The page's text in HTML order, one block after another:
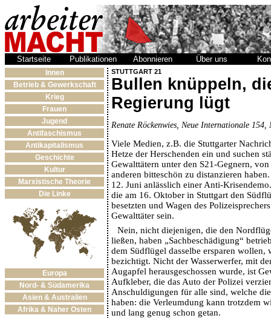
Startseite Publikationen Abonnieren Über uns
Innen
Betrieb & Gewerkschaft
Krieg
Frauen
Jugend
Antifaschismus
Antikapitalismus
Geschichte
Kultur
Marxistische Theorie
Die Linke
Europa
Nord- & Südamerika
Asien & Australien
Afrika & Naher Osten
STUTTGART 21
Bullen knüppeln,
Regierung lügt
Renate Röckenwies, Neue Internationale 154,
Viele Medien, z.B. die Stuttgarter
Hetze der Herschenden ein und suchen
Gewalttätern unter den S21-Gegnern,
anderen bitteschön zu distanzieren
12. Juni anlässlich einer Anti-
die am 16. Oktober in Stuttgart den
besetzten und Wagen des
Gewalttäter sein.
Nein, nicht diejenigen, die den
ließen, haben „Sachbeschädigung“
dem Südflügel dasselbe ersparen wollen,
bezichtigt. Nicht der Wasserwerfer, mit
Augapfel herausgeschossen wurde, ist
Aufkleber, die das Auto der Polizei
Anschuldigungen für alle sind, welche
haben: die Verleumdung kann trotzdem
und lang genug schon getan.